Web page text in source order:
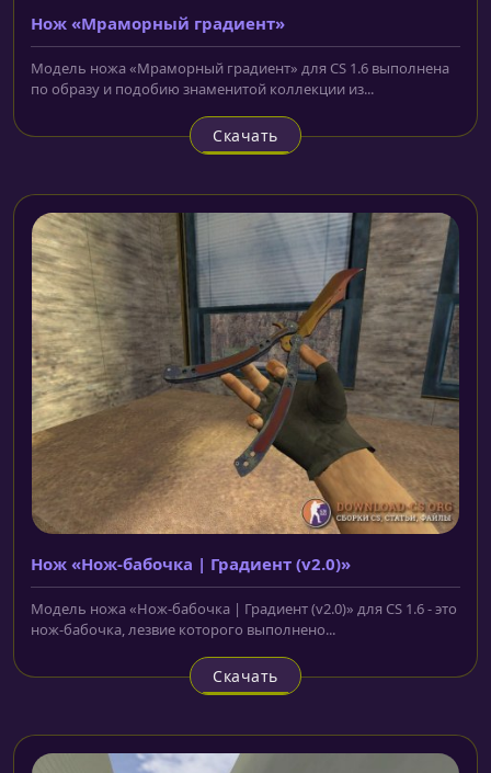
Нож «Мраморный градиент»
Модель ножа «Мраморный градиент» для CS 1.6 выполнена
по образу и подобию знаменитой коллекции из...
Скачать
Нож «Нож-бабочка | Градиент (v2.0)»
Модель ножа «Нож-бабочка | Градиент (v2.0)» для CS 1.6 - это
нож-бабочка, лезвие которого выполнено...
Скачать